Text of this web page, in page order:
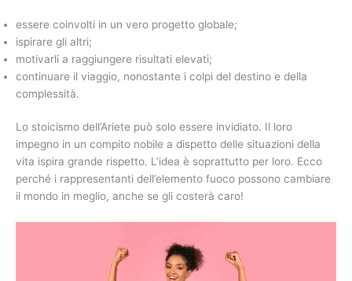
essere coinvolti in un vero progetto globale;
ispirare gli altri;
motivarli a raggiungere risultati elevati;
continuare il viaggio, nonostante i colpi del destino e della
complessità.
Lo stoicismo dell’Ariete può solo essere invidiato. Il loro
impegno in un compito nobile a dispetto delle situazioni della
vita ispira grande rispetto. L’idea è soprattutto per loro. Ecco
perché i rappresentanti dell’elemento fuoco possono cambiare
il mondo in meglio, anche se gli costerà caro!